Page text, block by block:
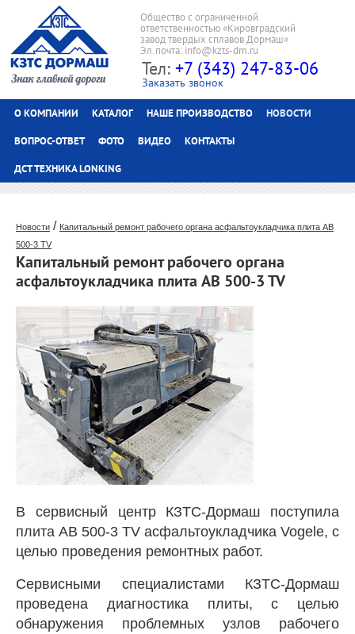
Общество с ограниченной
ответственностью «Кировградский
завод твердых сплавов Дормаш»
Эл.почта: info@kzts-dm.ru
Тел:+7 (343) 247-83-06
Заказать звонок
О КОМПАНИИ КАТАЛОГ НАШЕ ПРОИЗВОДСТВО НОВОСТИ
ВОПРОС-ОТВЕТ ФОТО ВИДЕО КОНТАКТЫ
ДСТ ТЕХНИКА LONKING
Новости / Капитальный ремонт рабочего органа асфальтоукладчика плита AB
500-3 TV
Капитальный ремонт рабочего органа
асфальтоукладчика плита AB 500-3 TV
В сервисный центр КЗТС-Дормаш поступила
плита AB 500-3 TV асфальтоукладчика Vogele, с
целью проведения ремонтных работ.
Сервисными специалистами КЗТС-Дормаш
проведена диагностика плиты, с целью
обнаружения проблемных узлов рабочего